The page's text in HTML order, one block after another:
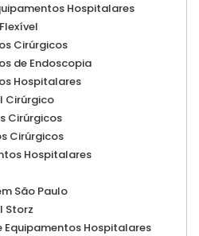
Hospitalares
Cirúrgicos
de Endoscopia
Hospitalares
Cirúrgico
Cirúrgicos
Cirúrgicos
Hospitalares
São Paulo
Storz
Hospitalares